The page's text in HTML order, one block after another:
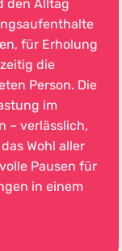
den Alltag
für Erholung
die
Person. Die
im
– verlässlich,
Wohl aller
Pausen für
in einem